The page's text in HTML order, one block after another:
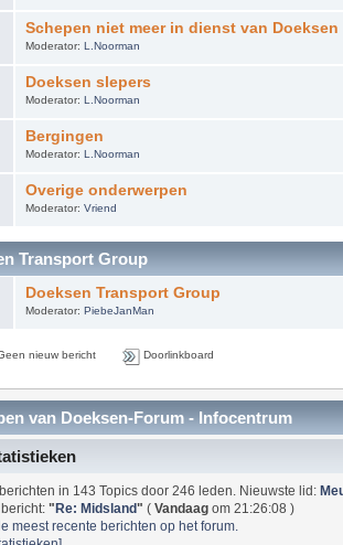
Schepen niet meer in dienst van Doeksen
Moderator: L.Noorman
Doeksen slepers
Moderator: L.Noorman
Bergingen
Moderator: L.Noorman
Overige onderwerpen
Moderator: Vriend
Transport Group
Doeksen Transport Group
Moderator: PiebeJanMan
nieuw bericht Doorlinkboard
van Doeksen-Forum - Infocentrum
in 143 Topics door 246 leden. Nieuwste lid:
bericht:"Re: Midsland" (Vandaag om 21:26:08 )
meest recente berichten op het forum.